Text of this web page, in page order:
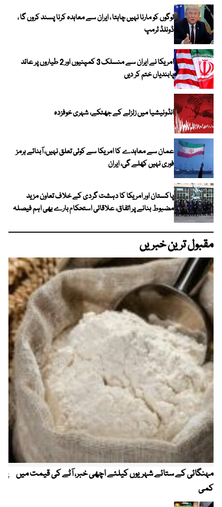
لوگوں کو مارنا نہیں چاہتا ، ایران سے معاہدہ کرنا پسند کروں گا ،
ڈونلڈ ٹرمپ
امریکا نے ایران سے منسلک 3 کمپنیوں اور 2 طیاروں پر عائد
پابندیاں ختم کر دیں
انڈونیشیا میں زلزلے کے جھٹکے، شہری خوفزدہ
عمان سے معاہدے کا امریکا سے کوئی تعلق نہیں، آبنائے ہرمز
فوری نہیں کھلے گی، ایران
پاکستان اور امریکا کا دہشت گردی کے خلاف تعاون مزید
مضبوط بنانے پر اتفاق، علاقائی استحکام بارے بھی اہم فیصلہ
مقبول ترین خبریں
مہنگائی کے ستائے شہریوں کیلئے اچھی خبر، آٹے کی قیمت میں
کمی